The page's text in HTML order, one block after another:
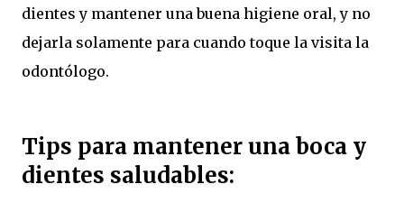
dientes y mantener una buena higiene oral, y no
dejarla solamente para cuando toque la visita la
odontólogo.
Tips para mantener una boca y
dientes saludables: